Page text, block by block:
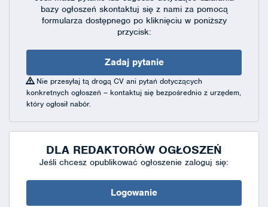
bazy ogłoszeń skontaktuj się z nami za pomocą
formularza dostępnegopo kliknięciu w poniższy
przycisk:
Zadaj pytanie
Nie przesyłaj tą drogą CV ani pytań dotyczących
konkretnych ogłoszeń – kontaktuj się bezpośrednio z urzędem,
który ogłosił nabór.
DLA REDAKTORÓW OGŁOSZEŃ
Jeśli chcesz opublikować ogłoszenie zaloguj się:
Logowanie